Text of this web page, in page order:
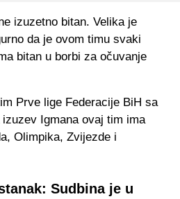
izuzetno bitan. Velika je
da je ovom timu svaki
bitan u borbi za očuvanje
Prve lige Federacije BiH sa
Igmana ovaj tim ima
Olimpika, Zvijezde i
Sudbina je u